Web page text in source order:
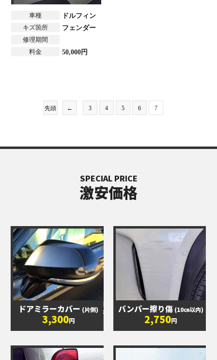
車種
ドルフィン
キズ箇所
フェンダー
修理期間
料金
50,000円
先頭 ← 3 4 5 6 7
SPECIAL PRICE
激安価格
ドアミラーカバー (片側)
3,300円
バンパー擦り傷 (10㎝以内)
2,750円